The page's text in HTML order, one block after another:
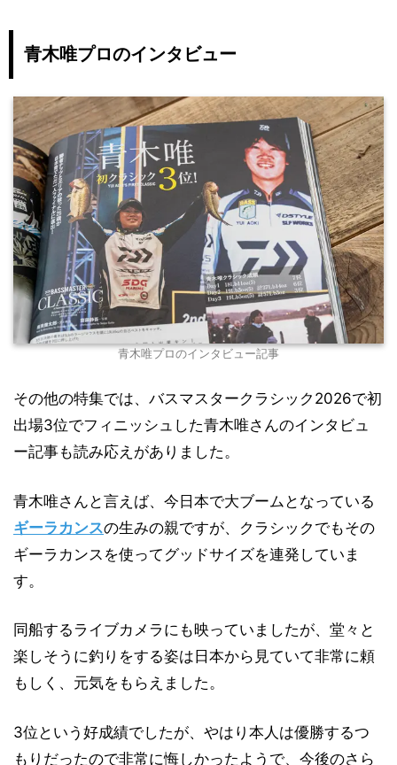
青木唯プロのインタビュー
青木唯プロのインタビュー記事
その他の特集では、バスマスタークラシック2026で初
出場3位でフィニッシュした青木唯さんのインタビュ
ー記事も読み応えがありました。
青木唯さんと言えば、今日本で大ブームとなっている
ギーラカンスの生みの親ですが、クラシックでもその
ギーラカンスを使ってグッドサイズを連発していま
す。
同船するライブカメラにも映っていましたが、堂々と
楽しそうに釣りをする姿は日本から見ていて非常に頼
もしく、元気をもらえました。
3位という好成績でしたが、やはり本人は優勝するつ
もりだったので非常に悔しかったようで、今後のさら